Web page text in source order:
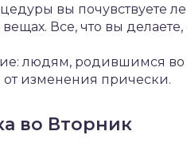
вы почувствуете
Все, что вы
людям, родившимся во
от изменения прически.
во Вторник